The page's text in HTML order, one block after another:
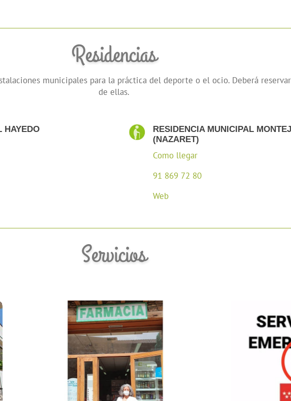
Residencias
municipales para la práctica del deporte o el ocio. Deberá
de ellas.
HAYEDO
RESIDENCIA MUNICIPAL
(NAZARET)
Como llegar
91 869 72 80
Web
Servicios